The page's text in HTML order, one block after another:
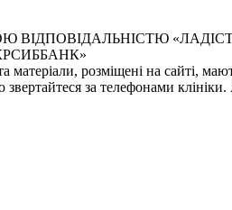
«ЛАДІСТЕН
матеріали, розміщені на сайті,
за телефонами